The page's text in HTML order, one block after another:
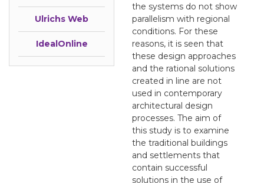
Ulrichs Web
IdealOnline
the systems do not show
parallelism with regional
conditions. For these
reasons, it is seen that
these design approaches
and the rational solutions
created in line are not
used in contemporary
architectural design
processes. The aim of
this study is to examine
the traditional buildings
and settlements that
contain successful
solutions in the use of